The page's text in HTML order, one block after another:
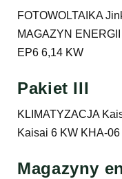
FOTOWOLTAIKA
MAGAZYN
EP6 6,14 KW
Pakiet III
KLIMATYZACJA
Kaisai 6 KW KHA-06
Magazyny